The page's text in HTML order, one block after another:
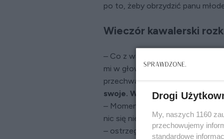
po to, żeby obrzydzić panu
Wieczór kawalerski
– Co z was za kumple?! –
mi w głowie. – Obiecywaliście
przechwalać się potraficie…
swoje. Wzrastała chęć do
– Moment, kochany! – Arek
nic się nie bój. Tylko dobrze go
– ostrzegał.
Drogi
My, naszych 1160
przechowujemy
standardowe